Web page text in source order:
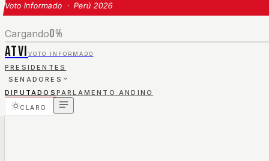
Voto Informado · Perú 2026
Cargando0%
ATVI VOTO INFORMADO
PRESIDENTES
SENADORES
DIPUTADOS PARLAMENTO ANDINO
CLARO